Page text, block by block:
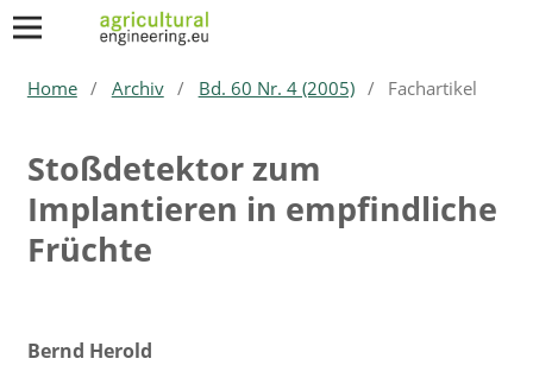
Home / Archiv / Bd. 60 Nr. 4 (2005) / Fachartikel
Stoßdetektor zum
Implantieren in empfindliche
Früchte
Bernd Herold